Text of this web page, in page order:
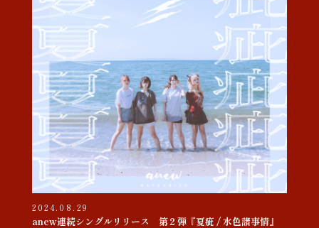
2024.08.29
anew連続シングルリリース 第２弾『夏疵 / 水色諸事情』